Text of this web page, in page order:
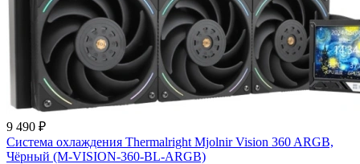
9 490 ₽
Система охлаждения Thermalright Mjolnir Vision 360 ARGB,
Чёрный (M-VISION-360-BL-ARGB)